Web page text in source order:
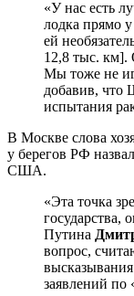
«У нас есть
лодка прямо
ей
12,8 тыс. км].
Мы тоже не
добавив, что
испытания
В Москве слова
у берегов РФ
США.
«Эта точка
государства,
Путина
вопрос,
заявлений по